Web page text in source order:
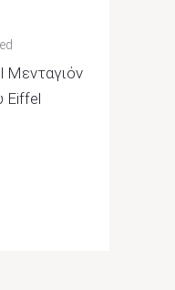
Μενταγιόν
Eiffel